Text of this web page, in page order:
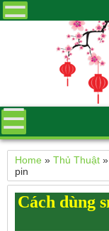
Home »Thủ Thuật
pin
Cách dùng